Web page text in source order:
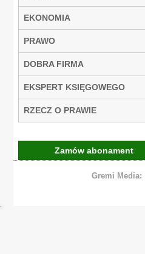
EKONOMIA
PRAWO
DOBRA FIRMA
EKSPERT KSIĘGOWEGO
RZECZ O PRAWIE
Zamów abonament
Gremi Media: